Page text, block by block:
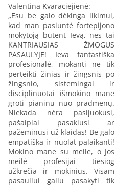
Valentina Kvaraciejienė:
„Esu be galo dėkinga likimui,
kad man pasiuntė fortepijono
mokytoją būtent Ievą, nes tai
KANTRIAUSIAS ŽMOGUS
PASAULYJE! Ieva fantastiška
profesionalė, mokanti ne tik
perteikti žinias ir žingsnis po
žingsnio, sistemingai ir
disciplinuotai išmokino mane
groti pianinu nuo pradmenų.
Niekada nėra pasijuokusi,
pašaipiai pasakiusi ar
pažeminusi už klaidas! Be galo
empatiška ir nuolat palaikanti!
Mokino mane su meile, o Jos
meilė profesijai tiesiog
užkrečia ir mokinius. Visam
pasauliui galiu pasakyti tik